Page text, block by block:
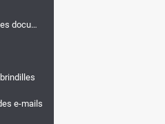
Traitement des documents
e-mails